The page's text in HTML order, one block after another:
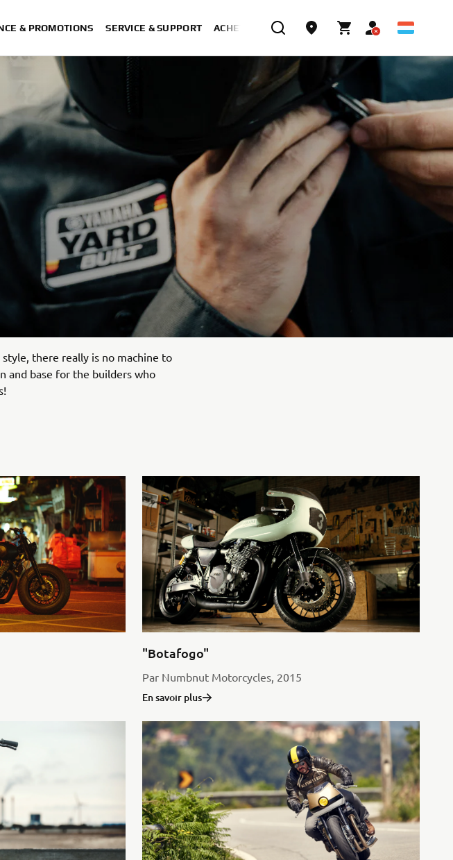
& PROMOTIONS SERVICE & SUPPORT ACHETER MAINTENANT
there really is no machine to
and base for the builders who
"Botafogo"
Par Numbnut Motorcycles, 2015
En savoir plus